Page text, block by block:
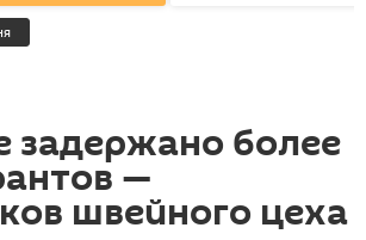
задержано более
—
швейного цеха